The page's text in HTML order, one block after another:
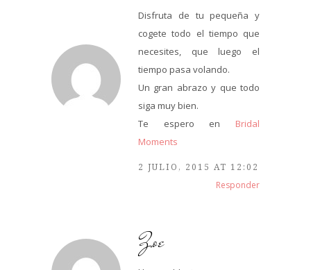
Disfruta de tu pequeña y
cogete todo el tiempo que
necesites, que luego el
tiempo pasa volando.
Un gran abrazo y que todo
siga muy bien.
Te espero en Bridal
Moments
2 JULIO, 2015 AT 12:02
Responder
Zoe